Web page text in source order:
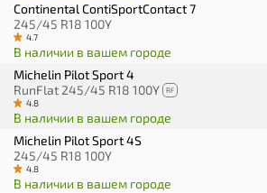
Continental ContiSportContact 7
245/45 R18 100Y
4.7
В наличии в вашем городе
Michelin Pilot Sport 4
RunFlat 245/45 R18 100Y
RF
4.8
В наличии в вашем городе
Michelin Pilot Sport 4S
245/45 R18 100Y
4.8
В наличии в вашем городе